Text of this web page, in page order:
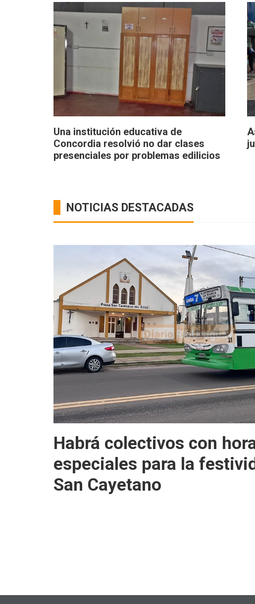
Una institución educativa de
Concordia resolvió no dar clases
presenciales por problemas edilicios
NOTICIAS DESTACADAS
Habrá colectivos con
especiales para la
San Cayetano